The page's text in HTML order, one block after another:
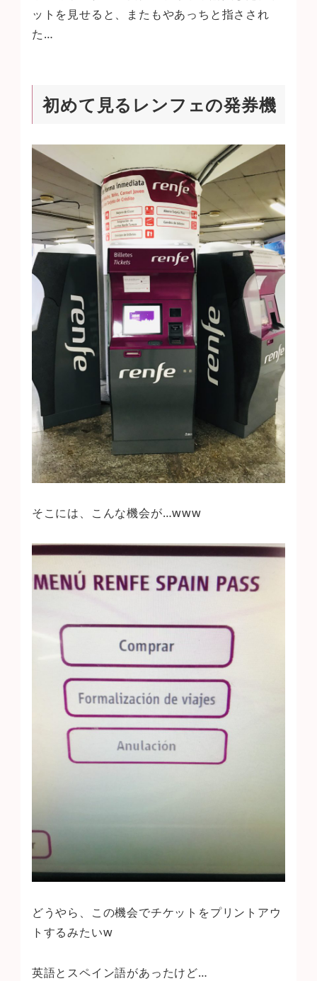
ットを見せると、またもやあっちと指さされ
た…
初めて見るレンフェの発券機
そこには、こんな機会が…www
どうやら、この機会でチケットをプリントアウ
トするみたいw
英語とスペイン語があったけど…